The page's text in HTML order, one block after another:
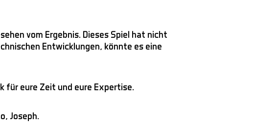
vom Ergebnis. Dieses Spiel hat nicht
Entwicklungen, könnte es eine
für eure Zeit und eure Expertise.
Joseph.